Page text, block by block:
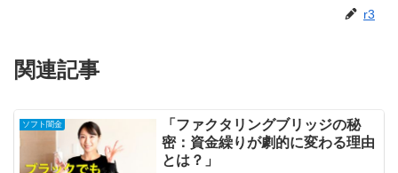
r3
関連記事
ソフト闇金
「ファクタリングブリッジの秘
密：資金繰りが劇的に変わる理由
とは？」